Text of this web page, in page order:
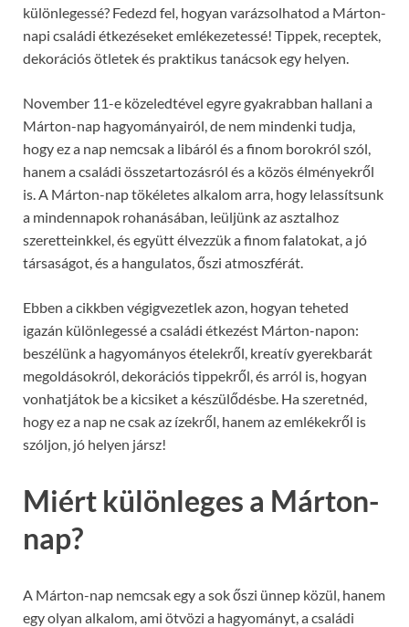
különlegessé? Fedezd fel, hogyan varázsolhatod a Márton-
napi családi étkezéseket emlékezetessé! Tippek, receptek,
dekorációs ötletek és praktikus tanácsok egy helyen.
November 11-e közeledtével egyre gyakrabban hallani a
Márton-nap hagyományairól, de nem mindenki tudja,
hogy ez a nap nemcsak a libáról és a finom borokról szól,
hanem a családi összetartozásról és a közös élményekről
is. A Márton-nap tökéletes alkalom arra, hogy lelassítsunk
a mindennapok rohanásában, leüljünk az asztalhoz
szeretteinkkel, és együtt élvezzük a finom falatokat, a jó
társaságot, és a hangulatos, őszi atmoszférát.
Ebben a cikkben végigvezetlek azon, hogyan teheted
igazán különlegessé a családi étkezést Márton-napon:
beszélünk a hagyományos ételekről, kreatív gyerekbarát
megoldásokról, dekorációs tippekről, és arról is, hogyan
vonhatjátok be a kicsiket a készülődésbe. Ha szeretnéd,
hogy ez a nap ne csak az ízekről, hanem az emlékekről is
szóljon, jó helyen jársz!
Miért különleges a Márton-
nap?
A Márton-nap nemcsak egy a sok őszi ünnep közül, hanem
egy olyan alkalom, ami ötvözi a hagyományt, a családi